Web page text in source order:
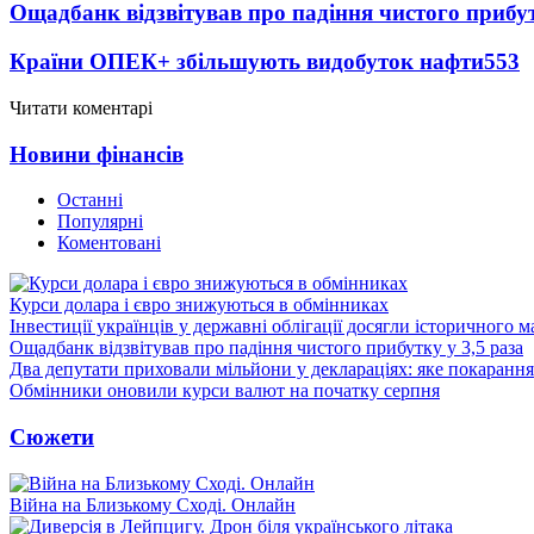
Ощадбанк відзвітував про падіння чистого
Країни ОПЕК+ збільшують видобуток нафти553
Читати коментарі
Новини фінансів
Останні
Популярні
Коментовані
Курси долара і євро знижуються в обмінниках
Інвестиції українців у державні облігації досягли історичного
Ощадбанк відзвітував про падіння чистого прибутку у 3,5 раза
Два депутати приховали мільйони у деклараціях: яке покарання
Обмінники оновили курси валют на початку серпня
Сюжети
Війна на Близькому Сході. Онлайн